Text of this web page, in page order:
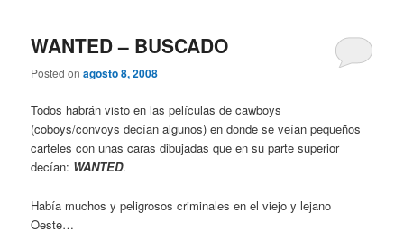
WANTED – BUSCADO
Posted onagosto 8, 2008
Todos habrán visto en las películas de cawboys
(coboys/convoys decían algunos) en donde se veían pequeños
carteles con unas caras dibujadas que en su parte superior
decían: WANTED.
Había muchos y peligrosos criminales en el viejo y lejano
Oeste…